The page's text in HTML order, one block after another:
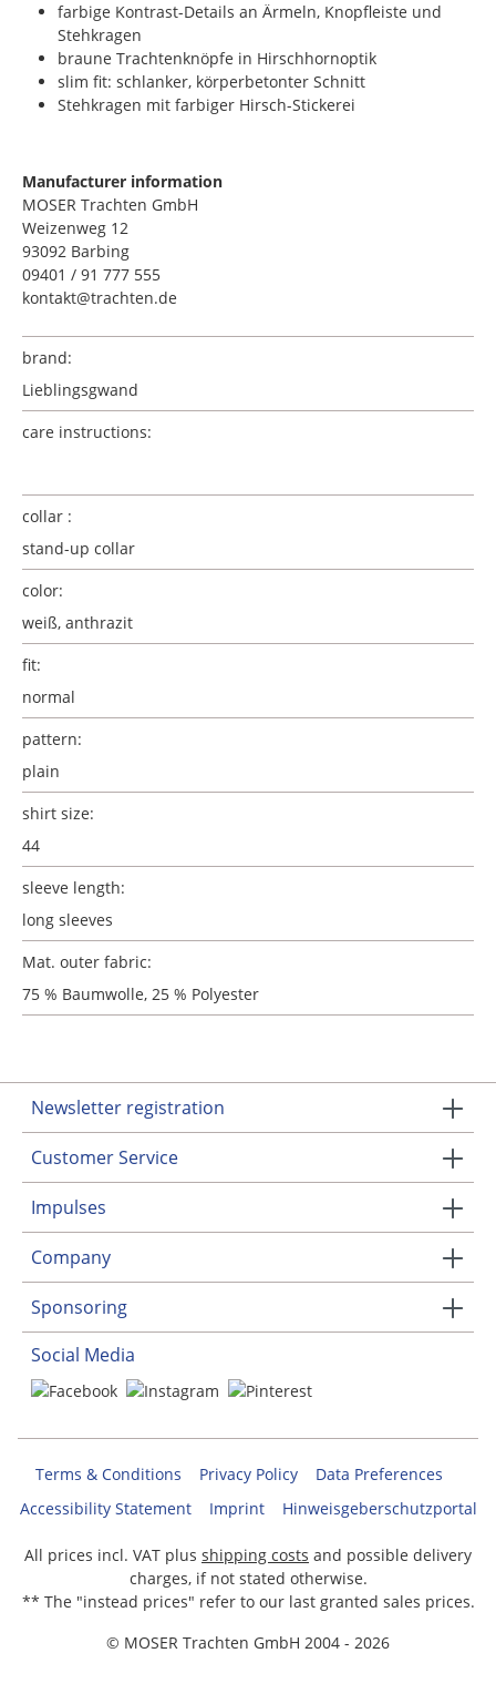
farbige Kontrast-Details an Ärmeln, Knopfleiste und
Stehkragen
braune Trachtenknöpfe in Hirschhornoptik
slim fit: schlanker, körperbetonter Schnitt
Stehkragen mit farbiger Hirsch-Stickerei
Manufacturer information
MOSER Trachten GmbH
Weizenweg 12
93092 Barbing
09401 / 91 777 555
kontakt@trachten.de
brand:
Lieblingsgwand
care instructions:
collar :
stand-up collar
color:
weiß, anthrazit
fit:
normal
pattern:
plain
shirt size:
44
sleeve length:
long sleeves
Mat. outer fabric:
75 % Baumwolle, 25 % Polyester
Newsletter registration
Customer Service
Impulses
Company
Sponsoring
Social Media
Terms & Conditions Privacy Policy
Data Preferences
Accessibility Statement
Imprint Hinweisgeberschutzportal
All prices incl. VAT plus shipping costs and possible delivery
charges, if not stated otherwise.
** The "instead prices" refer to our last granted sales prices.
© MOSER Trachten GmbH 2004 - 2026